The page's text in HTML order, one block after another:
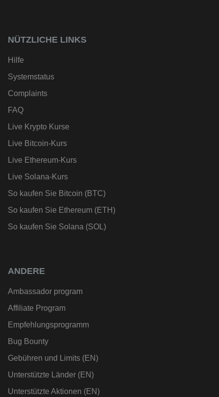
NÜTZLICHE LINKS
Hilfe
Systemstatus
Complaints
FAQ
Live Krypto Kurse
Live Bitcoin-Kurs
Live Ethereum-Kurs
Live Solana-Kurs
So kaufen Sie Bitcoin (BTC)
So kaufen Sie Ethereum (ETH)
So kaufen Sie Solana (SOL)
ANDERE
Ambassador program
Affiliate Program
Empfehlungsprogramm
Bug Bounty
Gebühren und Limits (EN)
Unterstützte Länder (EN)
Unterstützte Aktionen (EN)